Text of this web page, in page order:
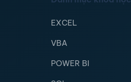
EXCEL
VBA
POWER BI